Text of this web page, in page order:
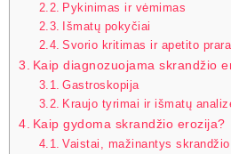
Pykinimas ir vėmimas
Išmatų pokyčiai
Svorio kritimas ir apetito
Kaip diagnozuojama skrandžio
Gastroskopija
Kraujo tyrimai ir išmatų
Kaip gydoma skrandžio erozija?
Vaistai, mažinantys